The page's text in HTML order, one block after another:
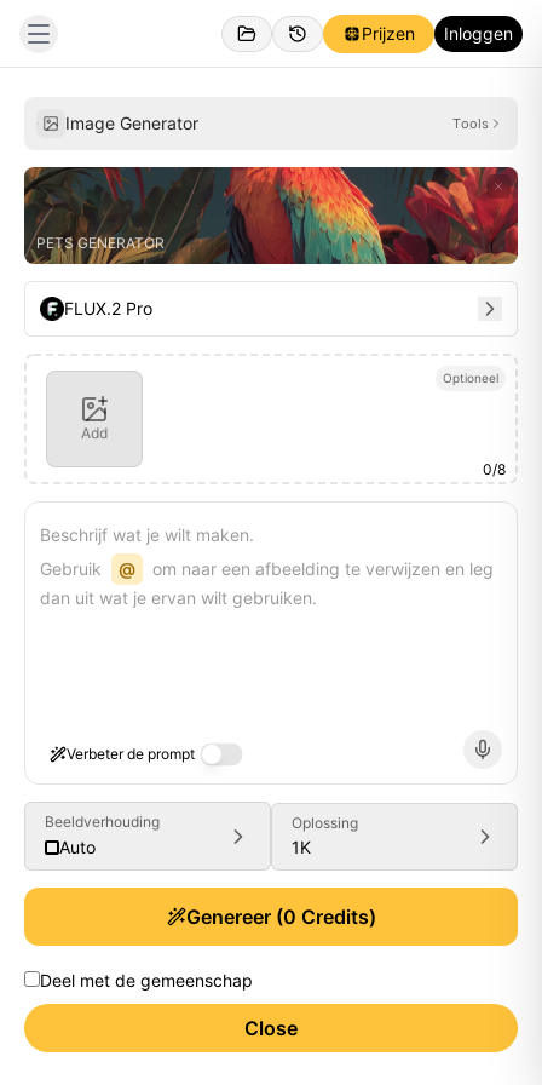
Prijzen Inloggen
Image Generator Tools
PETS GENERATOR
FLUX.2 Pro
Optioneel
Add
0/8
Beschrijf wat je wilt maken.
Gebruik
@
om naar een afbeelding te verwijzen en leg
dan uit wat je ervan wilt gebruiken.
Verbeter de prompt
Beeldverhouding
Auto
Oplossing
1K
Genereer(0 Credits)
Deel met de gemeenschap
Close
Generate